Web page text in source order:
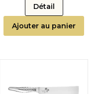
Détail
Ajouter au panier